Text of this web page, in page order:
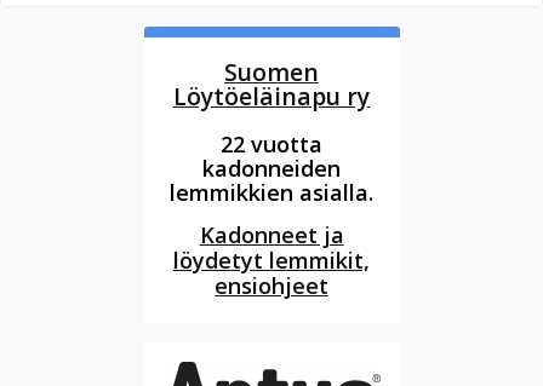
Suomen
Löytöeläinapu ry
22 vuotta
kadonneiden
lemmikkien asialla.
Kadonneet ja
löydetyt lemmikit,
ensiohjeet